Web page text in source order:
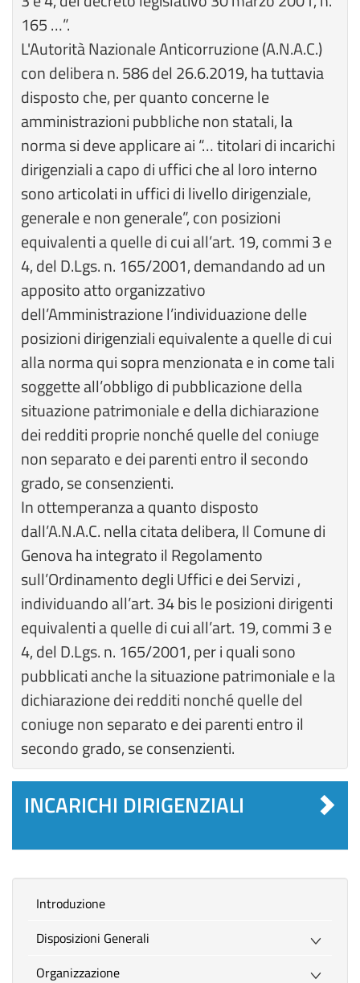
165 …”.
L'Autorità Nazionale Anticorruzione (A.N.A.C.)
con delibera n. 586 del 26.6.2019, ha tuttavia
disposto che, per quanto concerne le
amministrazioni pubbliche non statali, la
norma si deve applicare ai “… titolari di incarichi
dirigenziali a capo di uffici che al loro interno
sono articolati in uffici di livello dirigenziale,
generale e non generale”, con posizioni
equivalenti a quelle di cui all’art. 19, commi 3 e
4, del D.Lgs. n. 165/2001, demandando ad un
apposito atto organizzativo
dell’Amministrazione l’individuazione delle
posizioni dirigenziali equivalente a quelle di cui
alla norma qui sopra menzionata e in come tali
soggette all’obbligo di pubblicazione della
situazione patrimoniale e della dichiarazione
dei redditi proprie nonché quelle del coniuge
non separato e dei parenti entro il secondo
grado, se consenzienti.
In ottemperanza a quanto disposto
dall’A.N.A.C. nella citata delibera, Il Comune di
Genova ha integrato il Regolamento
sull’Ordinamento degli Uffici e dei Servizi ,
individuando all’art. 34 bis le posizioni dirigenti
equivalenti a quelle di cui all’art. 19, commi 3 e
4, del D.Lgs. n. 165/2001, per i quali sono
pubblicati anche la situazione patrimoniale e la
dichiarazione dei redditi nonché quelle del
coniuge non separato e dei parenti entro il
secondo grado, se consenzienti.
INCARICHI DIRIGENZIALI
introduzione
Disposizioni Generali
Organizzazione